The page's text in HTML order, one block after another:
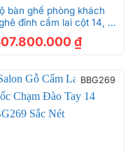
bàn ghế phòng khách
đỉnh cẩm lai cột 14, 6
₫
BBG269